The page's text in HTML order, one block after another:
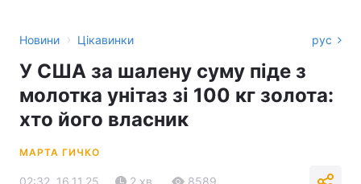
Новини › Цікавинки рус
У США за шалену суму піде з
молотка унітаз зі 100 кг золота:
хто його власник
МАРТА ГИЧКО
02:32, 16.11.25 2 хв. 8589